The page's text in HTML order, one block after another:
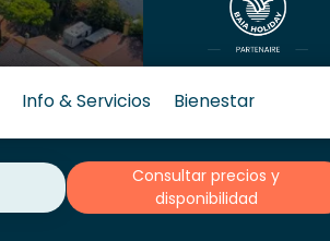
Info & Servicios Bienestar
Consultar precios y
disponibilidad